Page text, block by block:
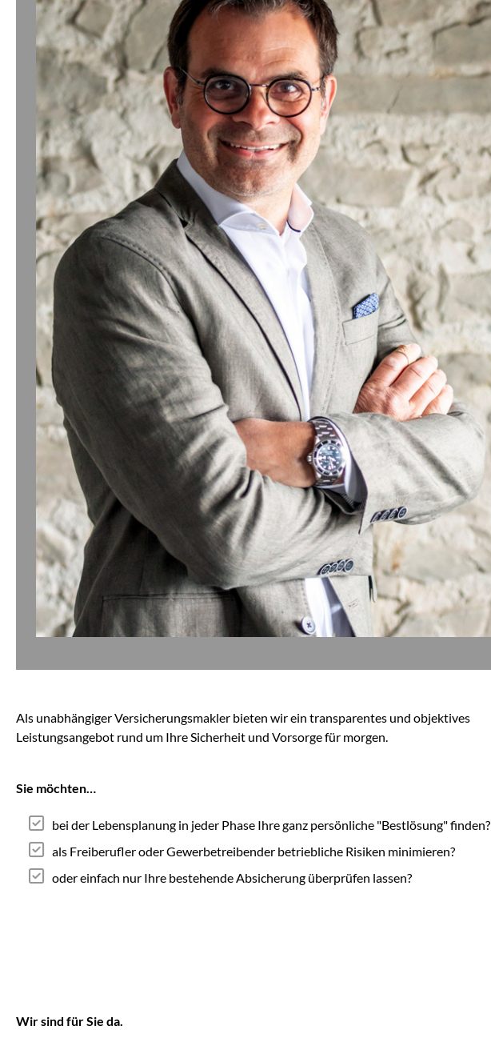
Als unabhängiger Versicherungsmakler bieten wir ein transparentes und objektives
Leistungsangebot rund um Ihre Sicherheit und Vorsorge für morgen.
Sie möchten…
bei der Lebensplanung in jeder Phase Ihre ganz persönliche "Bestlösung" finden?
als Freiberufler oder Gewerbetreibender betriebliche Risiken minimieren?
oder einfach nur Ihre bestehende Absicherung überprüfen lassen?
Wir sind für Sie da.